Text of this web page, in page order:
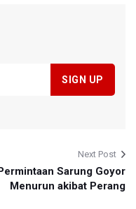
Next Post
Permintaan Sarung Goyor
Menurun akibat Perang